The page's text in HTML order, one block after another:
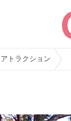
アトラクション